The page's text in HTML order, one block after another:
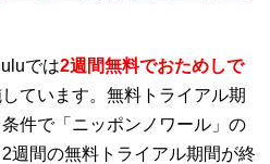
では2週間無料でおためしで
ています。無料トライアル期
件で「ニッポンノワール」の
週間の無料トライアル期間が終